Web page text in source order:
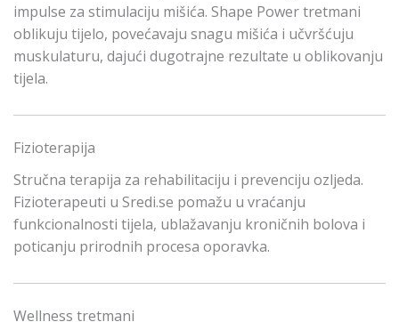
impulse za stimulaciju mišića. Shape Power tretmani
oblikuju tijelo, povećavaju snagu mišića i učvršćuju
muskulaturu, dajući dugotrajne rezultate u oblikovanju
tijela.
Fizioterapija
Stručna terapija za rehabilitaciju i prevenciju ozljeda.
Fizioterapeuti u Sredi.se pomažu u vraćanju
funkcionalnosti tijela, ublažavanju kroničnih bolova i
poticanju prirodnih procesa oporavka.
Wellness tretmani